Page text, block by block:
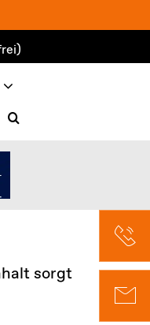
sorgt